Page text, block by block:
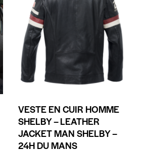
VESTE EN CUIR HOMME
SHELBY – LEATHER
JACKET MAN SHELBY –
24H DU MANS